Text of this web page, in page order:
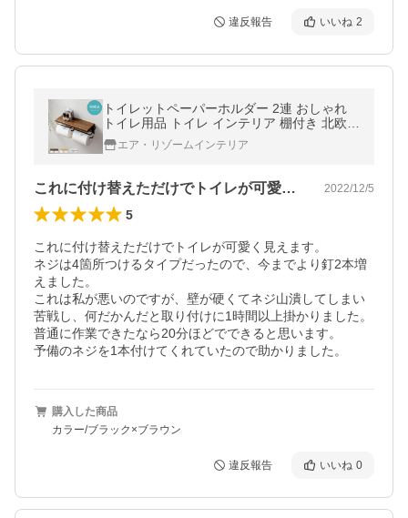
違反報告 いいね 2
トイレットペーパーホルダー 2連 おしゃれ
トイレ用品 トイレ インテリア 棚付き 北欧
モダン シンプル ペーパーホルダー 2連式
エア・リゾームインテリア
これに付け替えただけでトイレが可愛く見… 2022/12/5
5
これに付け替えただけでトイレが可愛く見えます。
ネジは4箇所つけるタイプだったので、今までより釘2本増
えました。
これは私が悪いのですが、壁が硬くてネジ山潰してしまい
苦戦し、何だかんだと取り付けに1時間以上掛かりました。
普通に作業できたなら20分ほどでできると思います。
予備のネジを1本付けてくれていたので助かりました。
購入した商品
カラー/ブラック×ブラウン
違反報告 いいね 0